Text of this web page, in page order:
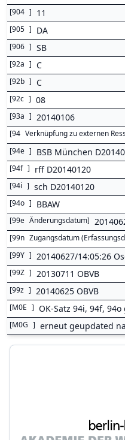
[904 ] 11
[905 ] DA
[906 ] SB
[92a ] C
[92b ] C
[92c ] 08
[93a ] 20140106
[94 Verknüpfung zu externen
[94e ] BSB München
[94f ] rff D20140120
[94i ] sch D20140120
[94o ] BBAW
[99e Änderungsdatum]
[99n Zugangsdatum
[99Y ] 20140627/14:05:26
[99Z ] 20130711 OBVB
[99z ] 20140625 OBVB
[M0E ] OK-Satz 94i, 94f,
[M0G ] erneut geupdated